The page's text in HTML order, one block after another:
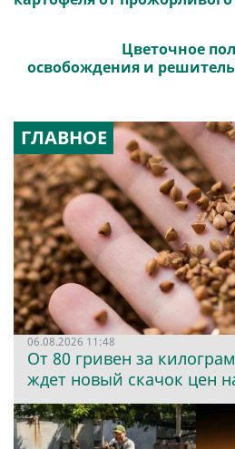
Цветочное
освобождения и
ГЛАВНОЕ
06.08.2026 11:48
От 80 гривен за
ждет новый скачок цен